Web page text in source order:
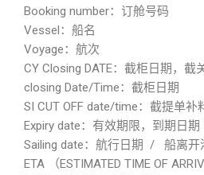
Booking number：订舱号码
Vessel：船名
Voyage：航次
CY Closing DATE：截柜日期，截
closing Date/Time：截柜日期
SI CUT OFF date/time：截提单补
Expiry date：有效期限，到期日期
Sailing date：航行日期 / 船离开
ETA （ESTIMATED TIME OF